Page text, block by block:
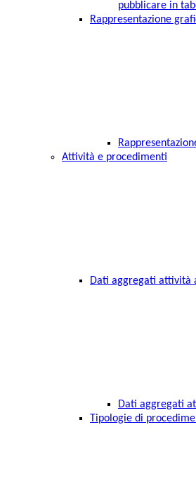
pubblicare in
Rappresentazione
Attività e procedimenti
Dati aggregati attività
Dati aggregati
Tipologie di